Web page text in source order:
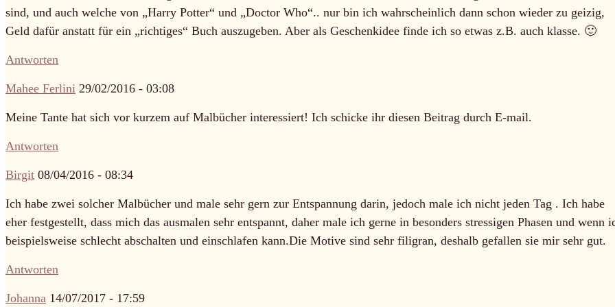
sind, und auch welche von „Harry Potter“ und „Doctor Who“.. nur bin ich wahrscheinlich dann schon wieder zu geizig,
Geld dafür anstatt für ein „richtiges“ Buch auszugeben. Aber als Geschenkidee finde ich so etwas z.B. auch klasse. 🙂
Antworten
Mahee Ferlini 29/02/2016 - 03:08
Meine Tante hat sich vor kurzem auf Malbücher interessiert! Ich schicke ihr diesen Beitrag durch E-mail.
Antworten
Birgit 08/04/2016 - 08:34
Ich habe zwei solcher Malbücher und male sehr gern zur Entspannung darin, jedoch male ich nicht jeden Tag . Ich habe
eher festgestellt, dass mich das ausmalen sehr entspannt, daher male ich gerne in besonders stressigen Phasen und wenn
beispielsweise schlecht abschalten und einschlafen kann.Die Motive sind sehr filigran, deshalb gefallen sie mir sehr gut.
Antworten
Johanna 14/07/2017 - 17:59